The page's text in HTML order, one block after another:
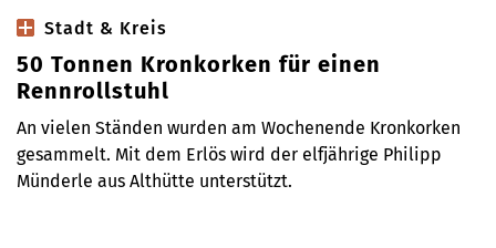
Stadt & Kreis
50 Tonnen Kronkorken für einen
Rennrollstuhl
An vielen Ständen wurden am Wochenende Kronkorken
gesammelt. Mit dem Erlös wird der elfjährige Philipp
Münderle aus Althütte unterstützt.